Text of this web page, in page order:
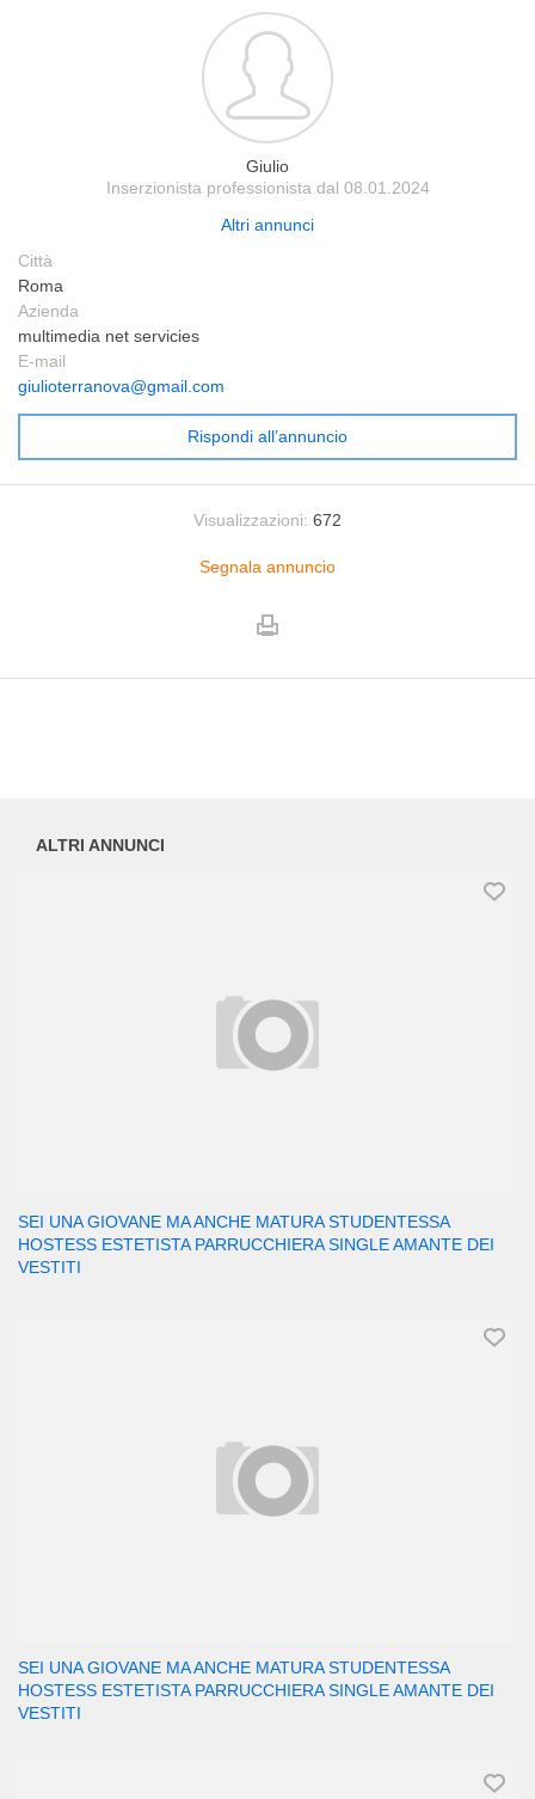
Giulio
Inserzionista professionista dal 08.01.2024
Altri annunci
Città
Roma
Azienda
multimedia net servicies
E-mail
giulioterranova@gmail.com
Rispondi all’annuncio
Visualizzazioni: 672
Segnala annuncio
ALTRI ANNUNCI
SEI UNA GIOVANE MA ANCHE MATURA STUDENTESSA
HOSTESS ESTETISTA PARRUCCHIERA SINGLE AMANTE DEI
VESTITI
SEI UNA GIOVANE MA ANCHE MATURA STUDENTESSA
HOSTESS ESTETISTA PARRUCCHIERA SINGLE AMANTE DEI
VESTITI